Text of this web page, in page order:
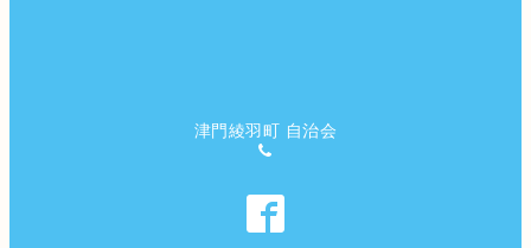
津門綾羽町 自治会